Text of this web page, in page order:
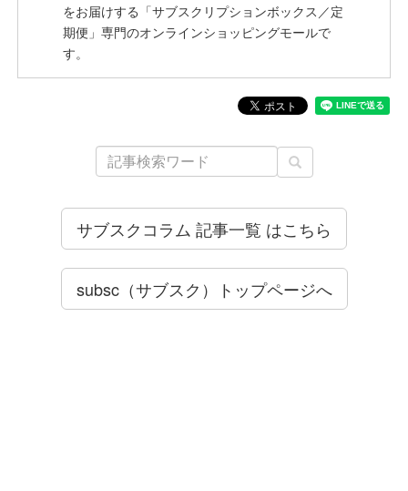
をお届けする「サブスクリプションボックス／定
期便」専門のオンラインショッピングモールで
す。
サブスクコラム 記事一覧 はこちら
subsc（サブスク）トップページへ